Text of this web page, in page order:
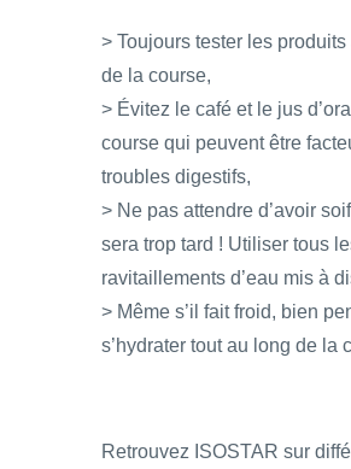
> Toujours tester les
de la course,
> Évitez le café et le jus
course qui peuvent être
troubles digestifs,
> Ne pas attendre d’avoir
sera trop tard ! Utiliser tous
ravitaillements d’eau mis à
> Même s’il fait froid, bien
s’hydrater tout au long de la
Retrouvez ISOSTAR sur